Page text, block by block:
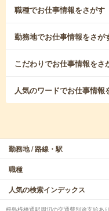
職種でお仕事情報をさがす
勤務地でお仕事情報をさが
こだわりでお仕事情報をさ
人気のワードでお仕事情報
勤務地 / 路線・駅
職種
人気の検索インデックス
桜島桟橋通駅周辺の交通費別途支給あ